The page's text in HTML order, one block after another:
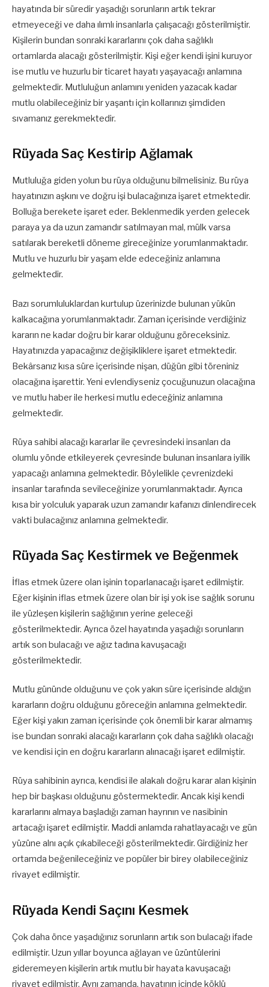
hayatında bir süredir yaşadığı sorunların artık tekrar
etmeyeceği ve daha ılımlı insanlarla çalışacağı gösterilmiştir.
Kişilerin bundan sonraki kararlarını çok daha sağlıklı
ortamlarda alacağı gösterilmiştir. Kişi eğer kendi işini kuruyor
ise mutlu ve huzurlu bir ticaret hayatı yaşayacağı anlamına
gelmektedir. Mutluluğun anlamını yeniden yazacak kadar
mutlu olabileceğiniz bir yaşantı için kollarınızı şimdiden
sıvamanız gerekmektedir.
Rüyada Saç Kestirip Ağlamak
Mutluluğa giden yolun bu rüya olduğunu bilmelisiniz. Bu rüya
hayatınızın aşkını ve doğru işi bulacağınıza işaret etmektedir.
Bolluğa berekete işaret eder. Beklenmedik yerden gelecek
paraya ya da uzun zamandır satılmayan mal, mülk varsa
satılarak bereketli döneme gireceğinize yorumlanmaktadır.
Mutlu ve huzurlu bir yaşam elde edeceğiniz anlamına
gelmektedir.
Bazı sorumluluklardan kurtulup üzerinizde bulunan yükün
kalkacağına yorumlanmaktadır. Zaman içerisinde verdiğiniz
kararın ne kadar doğru bir karar olduğunu göreceksiniz.
Hayatınızda yapacağınız değişikliklere işaret etmektedir.
Bekârsanız kısa süre içerisinde nişan, düğün gibi töreniniz
olacağına işarettir. Yeni evlendiyseniz çocuğunuzun olacağına
ve mutlu haber ile herkesi mutlu edeceğiniz anlamına
gelmektedir.
Rüya sahibi alacağı kararlar ile çevresindeki insanları da
olumlu yönde etkileyerek çevresinde bulunan insanlara iyilik
yapacağı anlamına gelmektedir. Böylelikle çevrenizdeki
insanlar tarafında sevileceğinize yorumlanmaktadır. Ayrıca
kısa bir yolculuk yaparak uzun zamandır kafanızı dinlendirecek
vakti bulacağınız anlamına gelmektedir.
Rüyada Saç Kestirmek ve Beğenmek
İflas etmek üzere olan işinin toparlanacağı işaret edilmiştir.
Eğer kişinin iflas etmek üzere olan bir işi yok ise sağlık sorunu
ile yüzleşen kişilerin sağlığının yerine geleceği
gösterilmektedir. Ayrıca özel hayatında yaşadığı sorunların
artık son bulacağı ve ağız tadına kavuşacağı
gösterilmektedir.
Mutlu gününde olduğunu ve çok yakın süre içerisinde aldığın
kararların doğru olduğunu göreceğin anlamına gelmektedir.
Eğer kişi yakın zaman içerisinde çok önemli bir karar almamış
ise bundan sonraki alacağı kararların çok daha sağlıklı olacağı
ve kendisi için en doğru kararların alınacağı işaret edilmiştir.
Rüya sahibinin ayrıca, kendisi ile alakalı doğru karar alan kişinin
hep bir başkası olduğunu göstermektedir. Ancak kişi kendi
kararlarını almaya başladığı zaman hayrının ve nasibinin
artacağı işaret edilmiştir. Maddi anlamda rahatlayacağı ve gün
yüzüne alnı açık çıkabileceği gösterilmektedir. Girdiğiniz her
ortamda beğenileceğiniz ve popüler bir birey olabileceğiniz
rivayet edilmiştir.
Rüyada Kendi Saçını Kesmek
Çok daha önce yaşadığınız sorunların artık son bulacağı ifade
edilmiştir. Uzun yıllar boyunca ağlayan ve üzüntülerini
gideremeyen kişilerin artık mutlu bir hayata kavuşacağı
rivayet edilmiştir. Aynı zamanda, hayatının içinde köklü